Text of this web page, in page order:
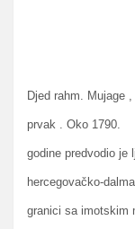
Djed rahm. Mujage
prvak . Oko 1790.
godine predvodio je
hercegovačko-
granici sa imotskim